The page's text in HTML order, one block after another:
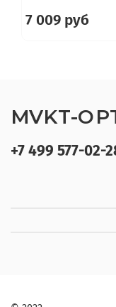
7 009 руб
+7 499 577-02-
MVKT-